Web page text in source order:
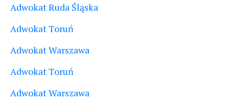
Adwokat Ruda Śląska
Adwokat Toruń
Adwokat Warszawa
Adwokat Toruń
Adwokat Warszawa